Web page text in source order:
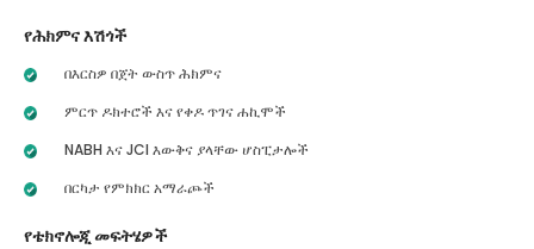
የሕክምና እሽጎች
በእርስዎ በጀት ውስጥ ሕክምና
ምርጥ ዶክተሮች እና የቀዶ ጥገና ሐኪሞች
NABH እና JCI እውቅና ያላቸው ሆስፒታሎች
በርካታ የምክክር አማራጮች
የቴክኖሎጂ መፍትሄዎች